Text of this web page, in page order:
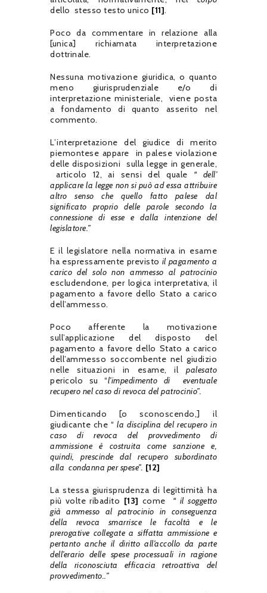
dello stesso testo unico [11].
Poco da commentare in relazione alla
[unica] richiamata interpretazione
dottrinale.
Nessuna motivazione giuridica, o quanto
meno giurisprudenziale e/o di
interpretazione ministeriale, viene posta
a fondamento di quanto asserito nel
commento.
L’interpretazione del giudice di merito
piemontese appare in palese violazione
delle disposizioni sulla legge in generale,
articolo 12, ai sensi del quale “ dell’
applicare la legge non si può ad essa attribuire
altro senso che quello fatto palese dal
significato proprio delle parole secondo la
connessione di esse e dalla intenzione del
legislatore.”
E il legislatore nella normativa in esame
ha espressamente previsto il pagamento a
carico del solo non ammesso al patrocinio
escludendone, per logica interpretativa, il
pagamento a favore dello Stato a carico
dell’ammesso.
Poco afferente la motivazione
sull’applicazione del disposto del
pagamento a favore dello Stato a carico
dell’ammesso soccombente nel giudizio
nelle situazioni in esame, il palesato
pericolo su “l’impedimento di eventuale
recupero nel caso di revoca del patrocinio”.
Dimenticando [o sconoscendo,] il
giudicante che “la disciplina del recupero in
caso di revoca del provvedimento di
ammissione è costruita come sanzione e,
quindi, prescinde dal recupero subordinato
alla condanna per spese”. [12]
La stessa giurisprudenza di legittimità ha
più volte ribadito [13] come “ il soggetto
già ammesso al patrocinio in conseguenza
della revoca smarrisce le facoltà e le
prerogative collegate a siffatta ammissione e
pertanto anche il diritto all’accollo da parte
dell’erario delle spese processuali in ragione
della riconosciuta efficacia retroattiva del
provvedimento..”